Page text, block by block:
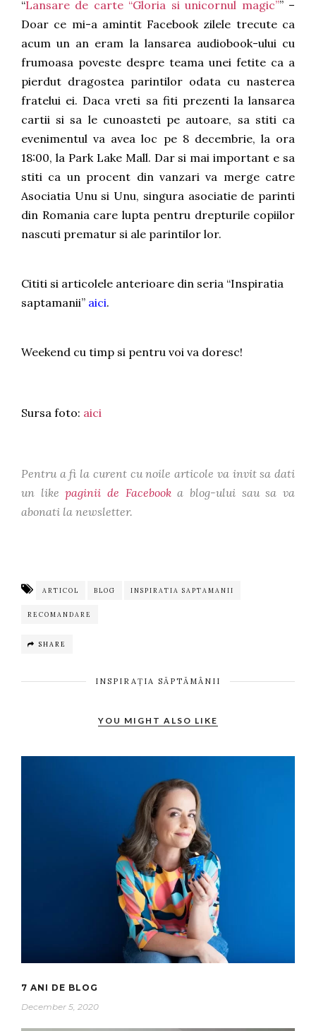
“Lansare de carte “Gloria si unicornul magic”” –
Doar ce mi-a amintit Facebook zilele trecute ca
acum un an eram la lansarea audiobook-ului cu
frumoasa poveste despre teama unei fetite ca a
pierdut dragostea parintilor odata cu nasterea
fratelui ei. Daca vreti sa fiti prezenti la lansarea
cartii si sa le cunoasteti pe autoare, sa stiti ca
evenimentul va avea loc pe 8 decembrie, la ora
18:00, la Park Lake Mall. Dar si mai important e sa
stiti ca un procent din vanzari va merge catre
Asociatia Unu si Unu, singura asociatie de parinti
din Romania care lupta pentru drepturile copiilor
nascuti prematur si ale parintilor lor.
Cititi si articolele anterioare din seria “Inspiratia
saptamanii” aici.
Weekend cu timp si pentru voi va doresc!
Sursa foto: aici
Pentru a fi la curent cu noile articole va invit sa dati
un likepaginii de Facebooka blog-ului sau sa va
abonati la newsletter.
ARTICOL BLOG INSPIRATIA SAPTAMANII
RECOMANDARE
SHARE
INSPIRAȚIA SĂPTĂMÂNII
YOU MIGHT ALSO LIKE
7 ANI DE BLOG
December 5, 2020